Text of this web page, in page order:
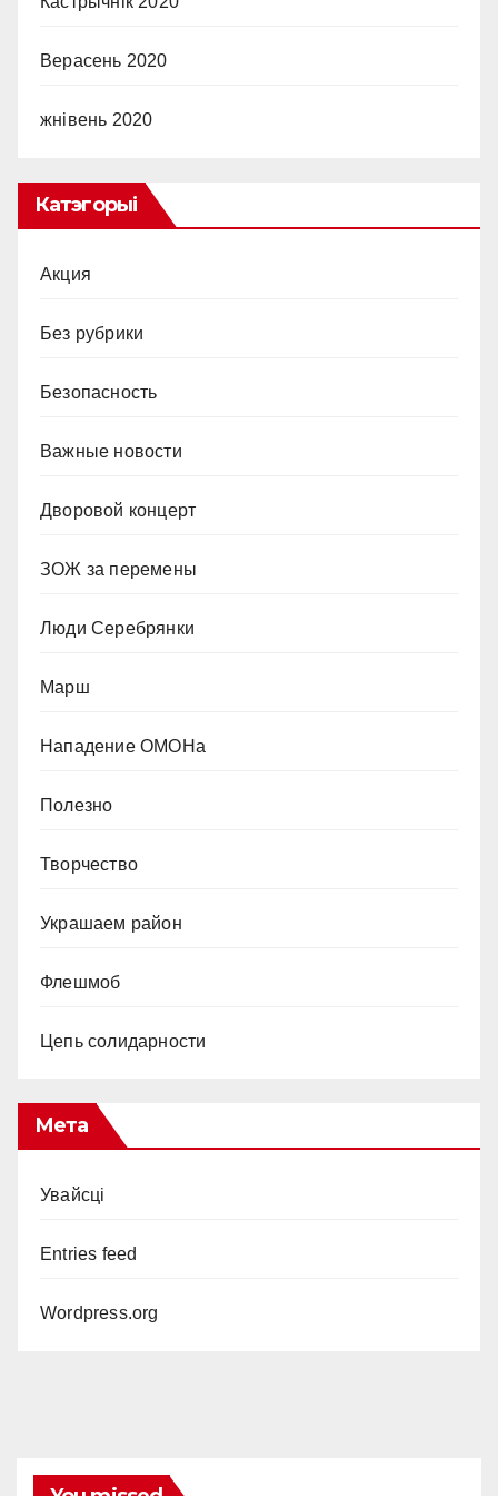
Верасень 2020
жнівень 2020
Катэгорыі
Акция
Без рубрики
Безопасность
Важные новости
Дворовой концерт
ЗОЖ за перемены
Люди Серебрянки
Марш
Нападение ОМОНа
Полезно
Творчество
Украшаем район
Флешмоб
Цепь солидарности
Мета
Увайсці
Entries feed
Wordpress.org